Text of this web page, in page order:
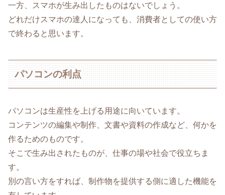
一方、スマホが生み出したものはないでしょう。
どれだけスマホの達人になっても、消費者としての使い方
で終わると思います。
パソコンの利点
パソコンは生産性を上げる用途に向いています。
コンテンツの編集や制作、文書や資料の作成など、何かを
作るためのものです。
そこで生み出されたものが、仕事の場や社会で役立ちま
す。
別の言い方をすれば、制作物を提供する側に適した機能を